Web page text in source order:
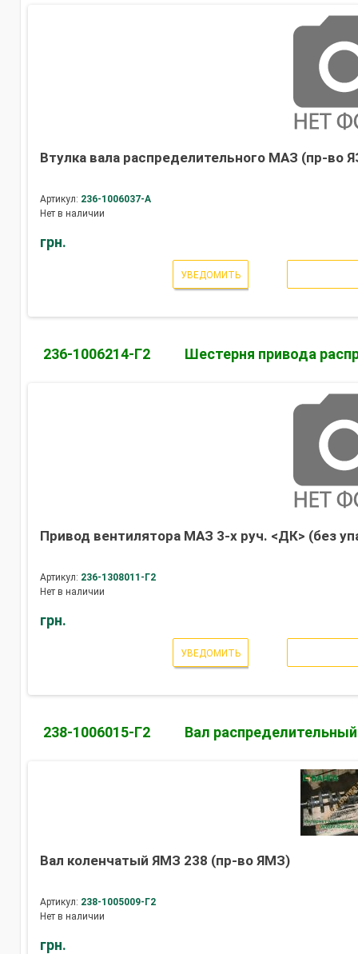
Втулка вала распределительного МАЗ (пр-во
Артикул: 236-1006037-А
Нет в наличии
грн.
УВЕДОМИТЬ
236-1006214-Г2 Шестерня привода
Привод вентилятора МАЗ 3-х руч. <ДК> (без
Артикул: 236-1308011-Г2
Нет в наличии
грн.
УВЕДОМИТЬ
238-1006015-Г2 Вал распределительный
Вал коленчатый ЯМЗ 238 (пр-во ЯМЗ)
Артикул: 238-1005009-Г2
Нет в наличии
грн.